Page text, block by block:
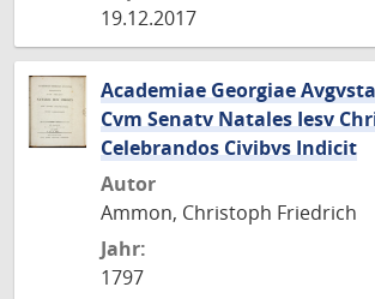
19.12.2017
Academiae Georgiae
Cvm Senatv Natales Iesv
Celebrandos Civibvs Indicit
Autor
Ammon, Christoph Friedrich
Jahr:
1797